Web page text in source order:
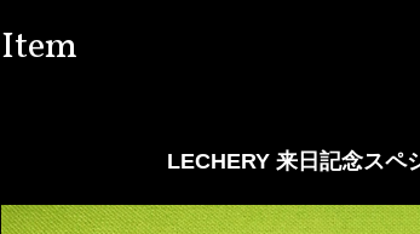
Item
LECHERY 来日記念スペ